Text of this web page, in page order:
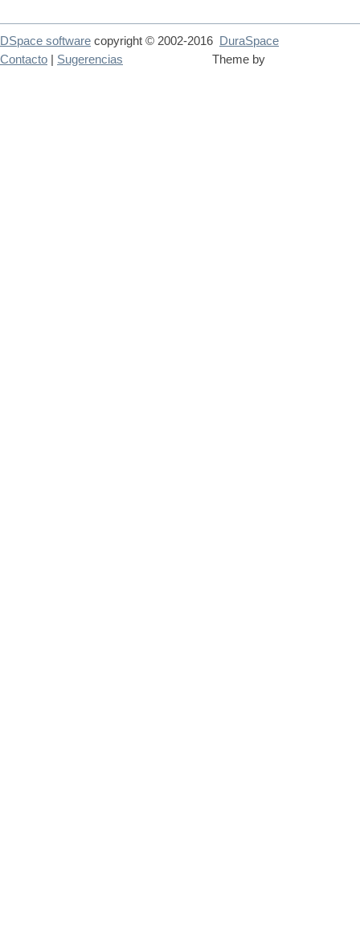
DSpace software copyright © 2002-2016
DuraSpace
Theme by
Contacto Sugerencias